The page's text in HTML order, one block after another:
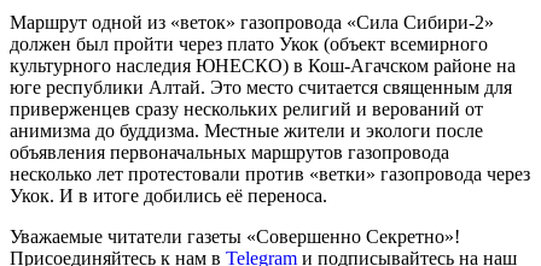
Маршрут одной из «веток» газопровода «Сила Сибири-2»
должен был пройти через плато Укок (объект всемирного
культурного наследия ЮНЕСКО) в Кош-Агачском районе на
юге республики Алтай. Это место считается священным для
приверженцев сразу нескольких религий и верований от
анимизма до буддизма. Местные жители и экологи после
объявления первоначальных маршрутов газопровода
несколько лет протестовали против «ветки» газопровода через
Укок. И в итоге добились её переноса.
Уважаемые читатели газеты «Совершенно Секретно»!
Присоединяйтесь к нам в Telegram и подписывайтесь на наш